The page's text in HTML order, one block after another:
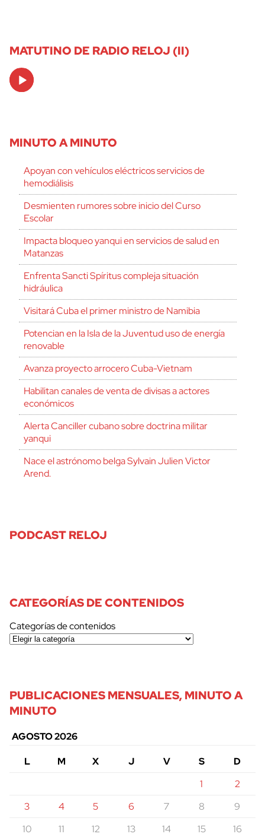
MATUTINO DE RADIO RELOJ (II)
Audio
Player
MINUTO A MINUTO
Apoyan con vehículos eléctricos servicios de
hemodiálisis
Desmienten rumores sobre inicio del Curso
Escolar
Impacta bloqueo yanqui en servicios de salud en
Matanzas
Enfrenta Sancti Spíritus compleja situación
hidráulica
Visitará Cuba el primer ministro de Namibia
Potencian en la Isla de la Juventud uso de energía
renovable
Avanza proyecto arrocero Cuba-Vietnam
Habilitan canales de venta de divisas a actores
económicos
Alerta Canciller cubano sobre doctrina militar
yanqui
Nace el astrónomo belga Sylvain Julien Victor
Arend.
PODCAST RELOJ
CATEGORÍAS DE CONTENIDOS
Categorías de contenidos
PUBLICACIONES MENSUALES, MINUTO A
MINUTO
AGOSTO 2026
L
M X J V S
D
1
2
3
4 5 6 7 8
9
10
11 12 13 14 15
16